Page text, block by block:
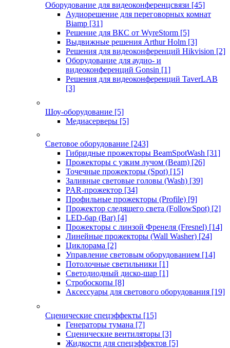
Оборудование для видеоконференцсвязи [45]
Аудиорешение для переговорных комнат
Biamp [31]
Решение для ВКС от WyreStorm [5]
Выдвижные решения Arthur Holm [3]
Решения для видеоконференций Hikvision [2]
Оборудование для аудио- и
видеоконференций Gonsin [1]
Решения для видеоконференций TaverLAB
[3]
Шоу-оборудование [5]
Медиасерверы [5]
Световое оборудование [243]
Гибридные прожекторы BeamSpotWash [31]
Прожекторы с узким лучом (Beam) [26]
Точечные прожекторы (Spot) [15]
Заливные световые головы (Wash) [39]
PAR-прожектор [34]
Профильные прожекторы (Profile) [9]
Прожектор следящего света (FollowSpot) [2]
LED-бар (Bar) [4]
Прожекторы с линзой Френеля (Fresnel) [14]
Линейные прожекторы (Wall Washer) [24]
Циклорама [2]
Управление световым оборудованием [14]
Потолочные светильники [1]
Светодиодный диско-шар [1]
Стробоскопы [8]
Аксессуары для светового оборудования [19]
Сценические спецэффекты [15]
Генераторы тумана [7]
Сценические вентиляторы [3]
Жидкости для спецэффектов [5]